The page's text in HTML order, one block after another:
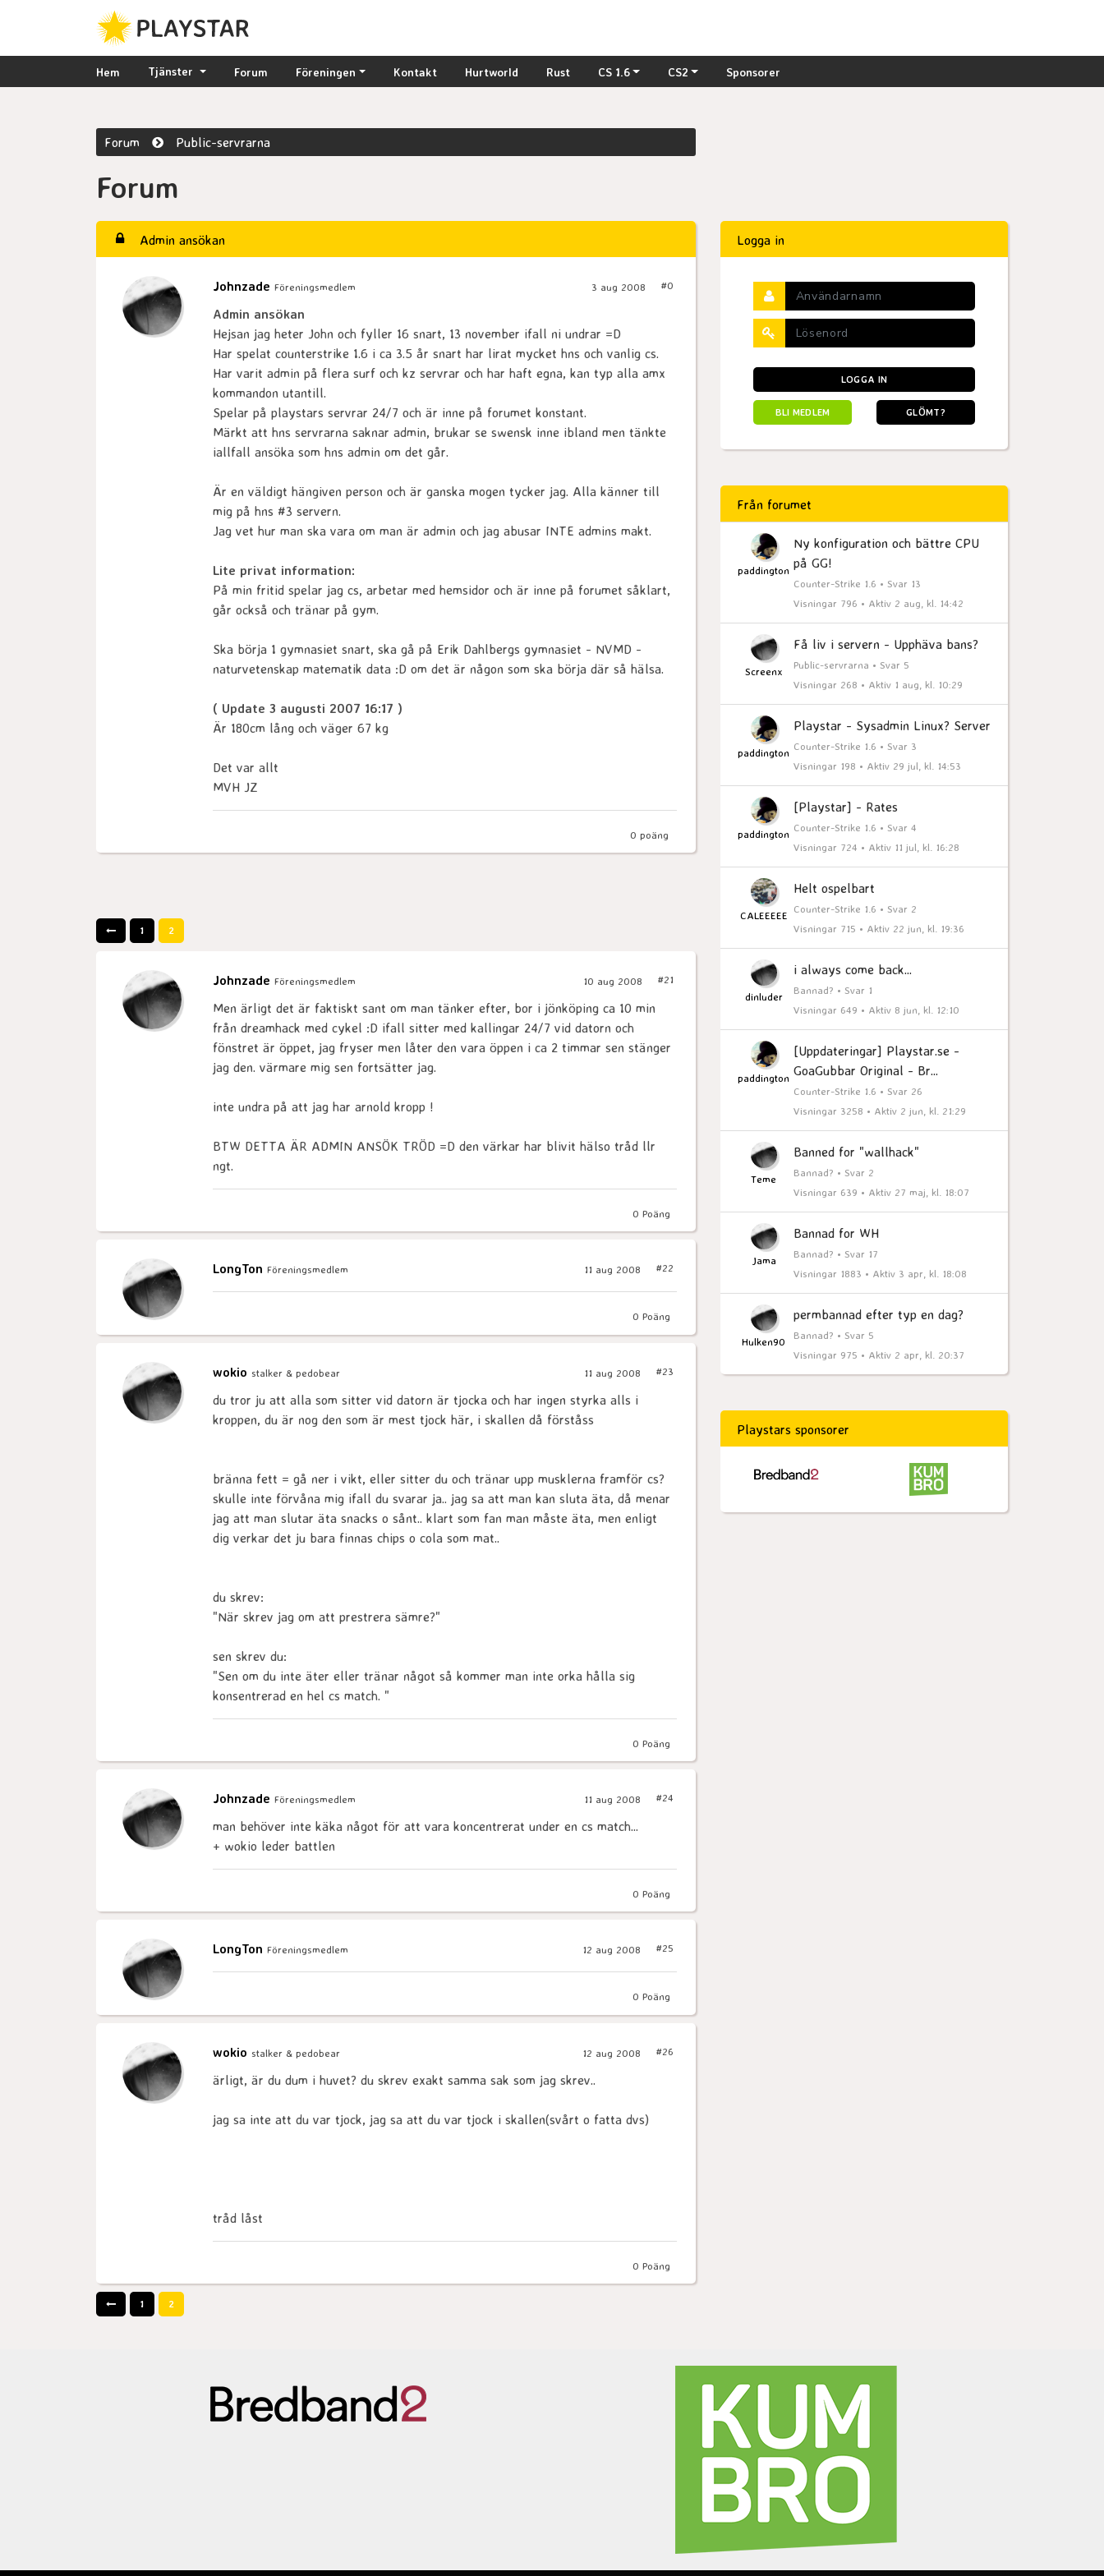
Hem Tjänster Forum Föreningen Kontakt Hurtworld Rust CS 1.6 CS2 Sponsorer
Forum Public-servrarna
Forum
Admin ansökan
Johnzade Föreningsmedlem 3 aug 2008 #0
Admin ansökan
Hejsan jag heter John och fyller 16 snart, 13 november ifall ni undrar =D
Har spelat counterstrike 1.6 i ca 3.5 år snart har lirat mycket hns och vanlig cs.
Har varit admin på flera surf och kz servrar och har haft egna, kan typ alla amx
kommandon utantill.
Spelar på playstars servrar 24/7 och är inne på forumet konstant.
Märkt att hns servrarna saknar admin, brukar se swensk inne ibland men tänkte
iallfall ansöka som hns admin om det går.
Är en väldigt hängiven person och är ganska mogen tycker jag. Alla känner till
mig på hns #3 servern.
Jag vet hur man ska vara om man är admin och jag abusar INTE admins makt.
Lite privat information:
På min fritid spelar jag cs, arbetar med hemsidor och är inne på forumet såklart,
går också och tränar på gym.
Ska börja 1 gymnasiet snart, ska gå på Erik Dahlbergs gymnasiet - NVMD -
naturvetenskap matematik data :D om det är någon som ska börja där så hälsa.
( Update 3 augusti 2007 16:17 )
Är 180cm lång och väger 67 kg
Det var allt
MVH JZ
0 poäng
1 2
Johnzade Föreningsmedlem 10 aug 2008 #21
Men ärligt det är faktiskt sant om man tänker efter, bor i jönköping ca 10 min
från dreamhack med cykel :D ifall sitter med kallingar 24/7 vid datorn och
fönstret är öppet, jag fryser men låter den vara öppen i ca 2 timmar sen stänger
jag den. värmare mig sen fortsätter jag.
inte undra på att jag har arnold kropp !
BTW DETTA ÄR ADMIN ANSÖK TRÖD =D den värkar har blivit hälso tråd llr
ngt.
0 Poäng
LongTon Föreningsmedlem 11 aug 2008 #22
0 Poäng
wokio stalker & pedobear 11 aug 2008 #23
du tror ju att alla som sitter vid datorn är tjocka och har ingen styrka alls i
kroppen, du är nog den som är mest tjock här, i skallen då förståss
bränna fett = gå ner i vikt, eller sitter du och tränar upp musklerna framför cs?
skulle inte förvåna mig ifall du svarar ja.. jag sa att man kan sluta äta, då menar
jag att man slutar äta snacks o sånt.. klart som fan man måste äta, men enligt
dig verkar det ju bara finnas chips o cola som mat..
du skrev:
"När skrev jag om att prestrera sämre?"
sen skrev du:
"Sen om du inte äter eller tränar något så kommer man inte orka hålla sig
konsentrerad en hel cs match. "
0 Poäng
Johnzade Föreningsmedlem 11 aug 2008 #24
man behöver inte käka något för att vara koncentrerat under en cs match...
+ wokio leder battlen
0 Poäng
LongTon Föreningsmedlem 12 aug 2008 #25
0 Poäng
wokio stalker & pedobear 12 aug 2008 #26
ärligt, är du dum i huvet? du skrev exakt samma sak som jag skrev..
jag sa inte att du var tjock, jag sa att du var tjock i skallen(svårt o fatta dvs)
tråd låst
0 Poäng
1 2
Logga in
LOGGA IN
BLI MEDLEM GLÖMT?
Från forumet
paddington
Ny konfiguration och bättre CPU
på GG!
Counter-Strike 1.6 • Svar 13
Visningar 796 • Aktiv 2 aug, kl. 14:42
Screenx
Få liv i servern - Upphäva bans?
Public-servrarna • Svar 5
Visningar 268 • Aktiv 1 aug, kl. 10:29
paddington
Playstar - Sysadmin Linux? Server
Counter-Strike 1.6 • Svar 3
Visningar 198 • Aktiv 29 jul, kl. 14:53
paddington
[Playstar] - Rates
Counter-Strike 1.6 • Svar 4
Visningar 724 • Aktiv 11 jul, kl. 16:28
CALEEEEE
Helt ospelbart
Counter-Strike 1.6 • Svar 2
Visningar 715 • Aktiv 22 jun, kl. 19:36
dinluder
i always come back...
Bannad? • Svar 1
Visningar 649 • Aktiv 8 jun, kl. 12:10
paddington
[Uppdateringar] Playstar.se -
GoaGubbar Original - Br...
Counter-Strike 1.6 • Svar 26
Visningar 3258 • Aktiv 2 jun, kl. 21:29
Teme
Banned for "wallhack"
Bannad? • Svar 2
Visningar 639 • Aktiv 27 maj, kl. 18:07
Jama
Bannad for WH
Bannad? • Svar 17
Visningar 1883 • Aktiv 3 apr, kl. 18:08
Hulken90
permbannad efter typ en dag?
Bannad? • Svar 5
Visningar 975 • Aktiv 2 apr, kl. 20:37
Playstars sponsorer